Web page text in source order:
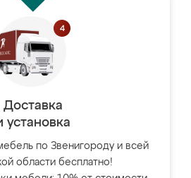
Доставка
установка
по Звенигороду и всей
области бесплатно!